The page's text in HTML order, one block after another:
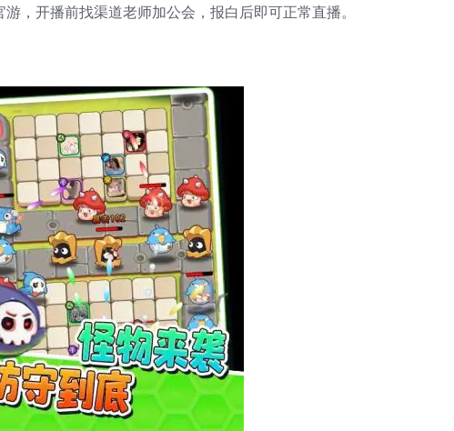
，开播前找渠道老师加公会，报白后即可正常直播。